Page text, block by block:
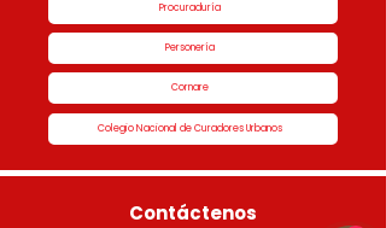
Procuraduría
Personería
Cornare
Colegio Nacional de Curadores Urbanos
Contáctenos